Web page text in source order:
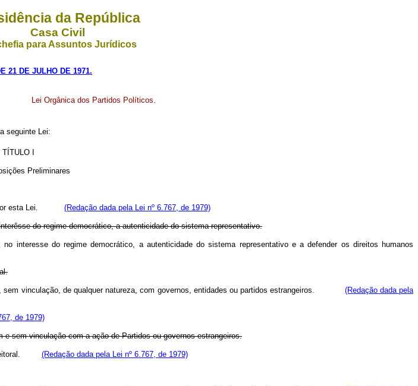
da República
Casa Civil
para Assuntos Jurídicos
21 DE JULHO DE 1971.
Lei Orgânica dos Partidos Políticos.
seguinte Lei:
TÍTULO I
Preliminares
por esta Lei. (Redação dada pela Lei nº 6.767, de 1979)
do regime democrático, a autenticidade do sistema representativo.
interesse do regime democrático, a autenticidade do sistema representativo e a defender os direitos humanos
sem vinculação, de qualquer natureza, com governos, entidades ou partidos estrangeiros. (Redação dada pela
de 1979)
sem vinculação com a ação de Partidos ou governos estrangeiros.
Eleitoral. (Redação dada pela Lei nº 6.767, de 1979)